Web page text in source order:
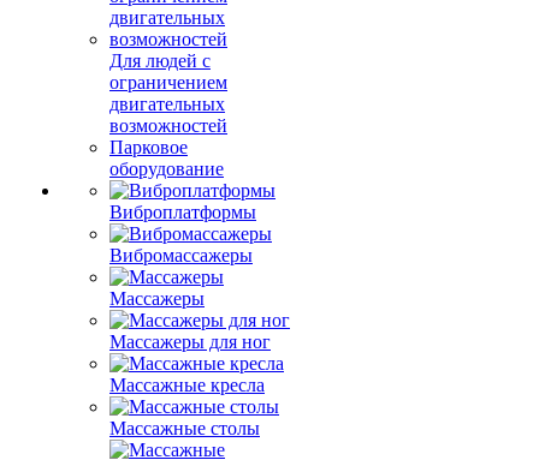
Для людей с
ограничением
двигательных
возможностей
Парковое
оборудование
Виброплатформы
Вибромассажеры
Массажеры
Массажеры для ног
Массажные кресла
Массажные столы